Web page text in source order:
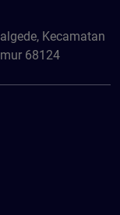
Kecamatan
68124